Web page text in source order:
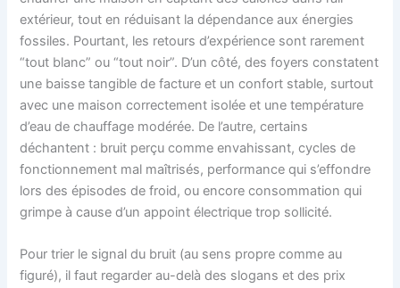
extérieur, tout en réduisant la dépendance aux énergies
fossiles. Pourtant, les retours d’expérience sont rarement
“tout blanc” ou “tout noir”. D’un côté, des foyers constatent
une baisse tangible de facture et un confort stable, surtout
avec une maison correctement isolée et une température
d’eau de chauffage modérée. De l’autre, certains
déchantent : bruit perçu comme envahissant, cycles de
fonctionnement mal maîtrisés, performance qui s’effondre
lors des épisodes de froid, ou encore consommation qui
grimpe à cause d’un appoint électrique trop sollicité.
Pour trier le signal du bruit (au sens propre comme au
figuré), il faut regarder au-delà des slogans et des prix